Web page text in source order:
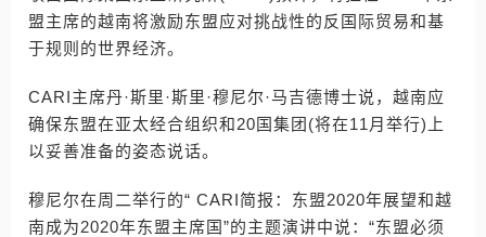
盟主席的越南将激励东盟应对挑战性的反国际贸易和基
于规则的世界经济。
CARI主席丹·斯里·斯里·穆尼尔·马吉德博士说，越南应
确保东盟在亚太经合组织和20国集团(将在11月举行)上
以妥善准备的姿态说话。
穆尼尔在周二举行的“ CARI简报：东盟2020年展望和越
南成为2020年东盟主席国”的主题演讲中说：“东盟必须